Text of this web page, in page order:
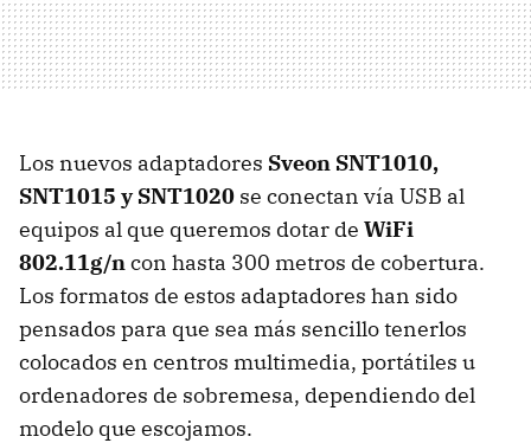
Los nuevos adaptadores Sveon SNT1010,
SNT1015 y SNT1020 se conectan vía USB al
equipos al que queremos dotar de WiFi
802.11g/ncon hasta 300 metros de cobertura.
Los formatos de estos adaptadores han sido
pensados para que sea más sencillo tenerlos
colocados en centros multimedia, portátiles u
ordenadores de sobremesa, dependiendo del
modelo que escojamos.